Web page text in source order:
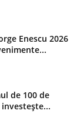
Enescu 2026
de 100 de